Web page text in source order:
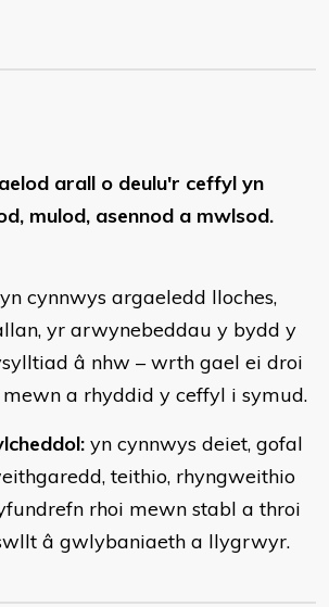
arall o deulu'r ceffyl yn
mulod, asennod a mwlsod.
cynnwys argaeledd lloches,
yr arwynebeddau y bydd y
â nhw – wrth gael ei droi
a rhyddid y ceffyl i symud.
yn cynnwys deiet, gofal
teithio, rhyngweithio
rhoi mewn stabl a throi
â gwlybaniaeth a llygrwyr.